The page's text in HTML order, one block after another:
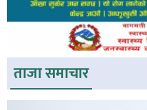
ताजा समाचार